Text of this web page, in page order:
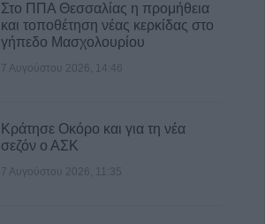
Στο ΠΠΑ Θεσσαλίας η προμήθεια
και τοποθέτηση νέας κερκίδας στο
γήπεδο Μασχολουρίου
7 Αυγούστου 2026, 14:46
Κράτησε Οκόρο και για τη νέα
σεζόν ο ΑΣΚ
7 Αυγούστου 2026, 11:35